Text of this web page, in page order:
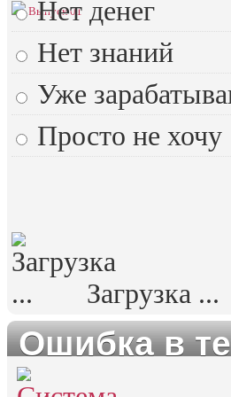
Выпуск 01
Нет денег
Нет знаний
Уже
Просто не хочу
Загрузка ...
Ошибка в